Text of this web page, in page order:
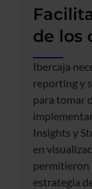
de los
Ibercaja
reporting y
para tomar
Insights y
en
permitieron
estrategia